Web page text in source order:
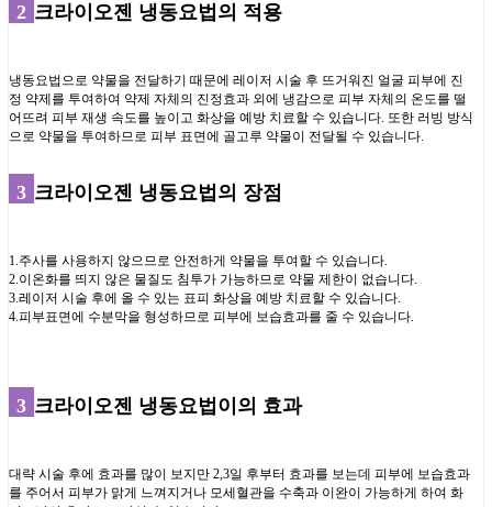
2 크라이오젠 냉동요법의 적용
냉동요법으로 약물을 전달하기 때문에 레이저 시술 후 뜨거워진 얼굴 피부에 진
정 약제를 투여하여 약제 자체의 진정효과 외에 냉감으로 피부 자체의 온도를 떨
어뜨려 피부 재생 속도를 높이고 화상을 예방 치료할 수 있습니다. 또한 러빙 방식
으로 약물을 투여하므로 피부 표면에 골고루 약물이 전달될 수 있습니다.
3 크라이오젠 냉동요법의 장점
1.주사를 사용하지 않으므로 안전하게 약물을 투여할 수 있습니다.
2.이온화를 띄지 않은 물질도 침투가 가능하므로 약물 제한이 없습니다.
3.레이저 시술 후에 올 수 있는 표피 화상을 예방 치료할 수 있습니다.
4.피부표면에 수분막을 형성하므로 피부에 보습효과를 줄 수 있습니다.
3 크라이오젠 냉동요법이의 효과
대략 시술 후에 효과를 많이 보지만 2,3일 후부터 효과를 보는데 피부에 보습효과
를 주어서 피부가 맑게 느껴지거나 모세혈관을 수축과 이완이 가능하게 하여 화